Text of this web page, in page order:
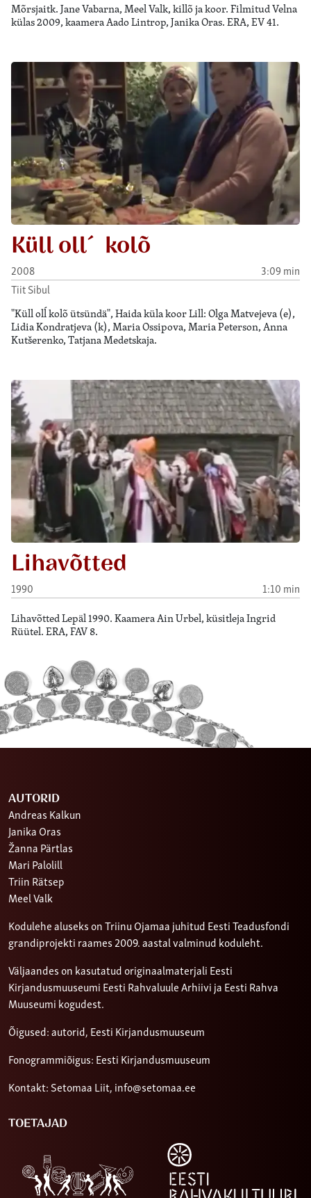
Mõrsjaitk. Jane Vabarna, Meel Valk, killõ ja koor. Filmitud Velna
külas 2009, kaamera Aado Lintrop, Janika Oras. ERA, EV 41.
Küll oll´ kolõ
2008
3:09 min
Tiit Sibul
"Küll olĺ kolõ ütsündä", Haida küla koor Lill: Olga Matvejeva (e),
Lidia Kondratjeva (k), Maria Ossipova, Maria Peterson, Anna
Kutšerenko, Tatjana Medetskaja.
Lihavõtted
1990 1:10 min
Lihavõtted Lepäl 1990. Kaamera Ain Urbel, küsitleja Ingrid
Rüütel. ERA, FAV 8.
AUTORID
Andreas Kalkun
Janika Oras
Žanna Pärtlas
Mari Palolill
Triin Rätsep
Meel Valk
Kodulehe aluseks on Triinu Ojamaa juhitud Eesti Teadusfondi
grandiprojekti raames 2009. aastal valminud koduleht.
Väljaandes on kasutatud originaalmaterjali Eesti
Kirjandusmuuseumi Eesti Rahvaluule Arhiivi ja Eesti Rahva
Muuseumi kogudest.
Õigused: autorid, Eesti Kirjandusmuuseum
Fonogrammiõigus: Eesti Kirjandusmuuseum
Kontakt: Setomaa Liit, info@setomaa.ee
TOETAJAD